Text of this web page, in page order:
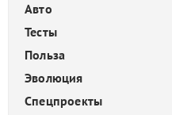
Авто
Тесты
Польза
Эволюция
Спецпроекты